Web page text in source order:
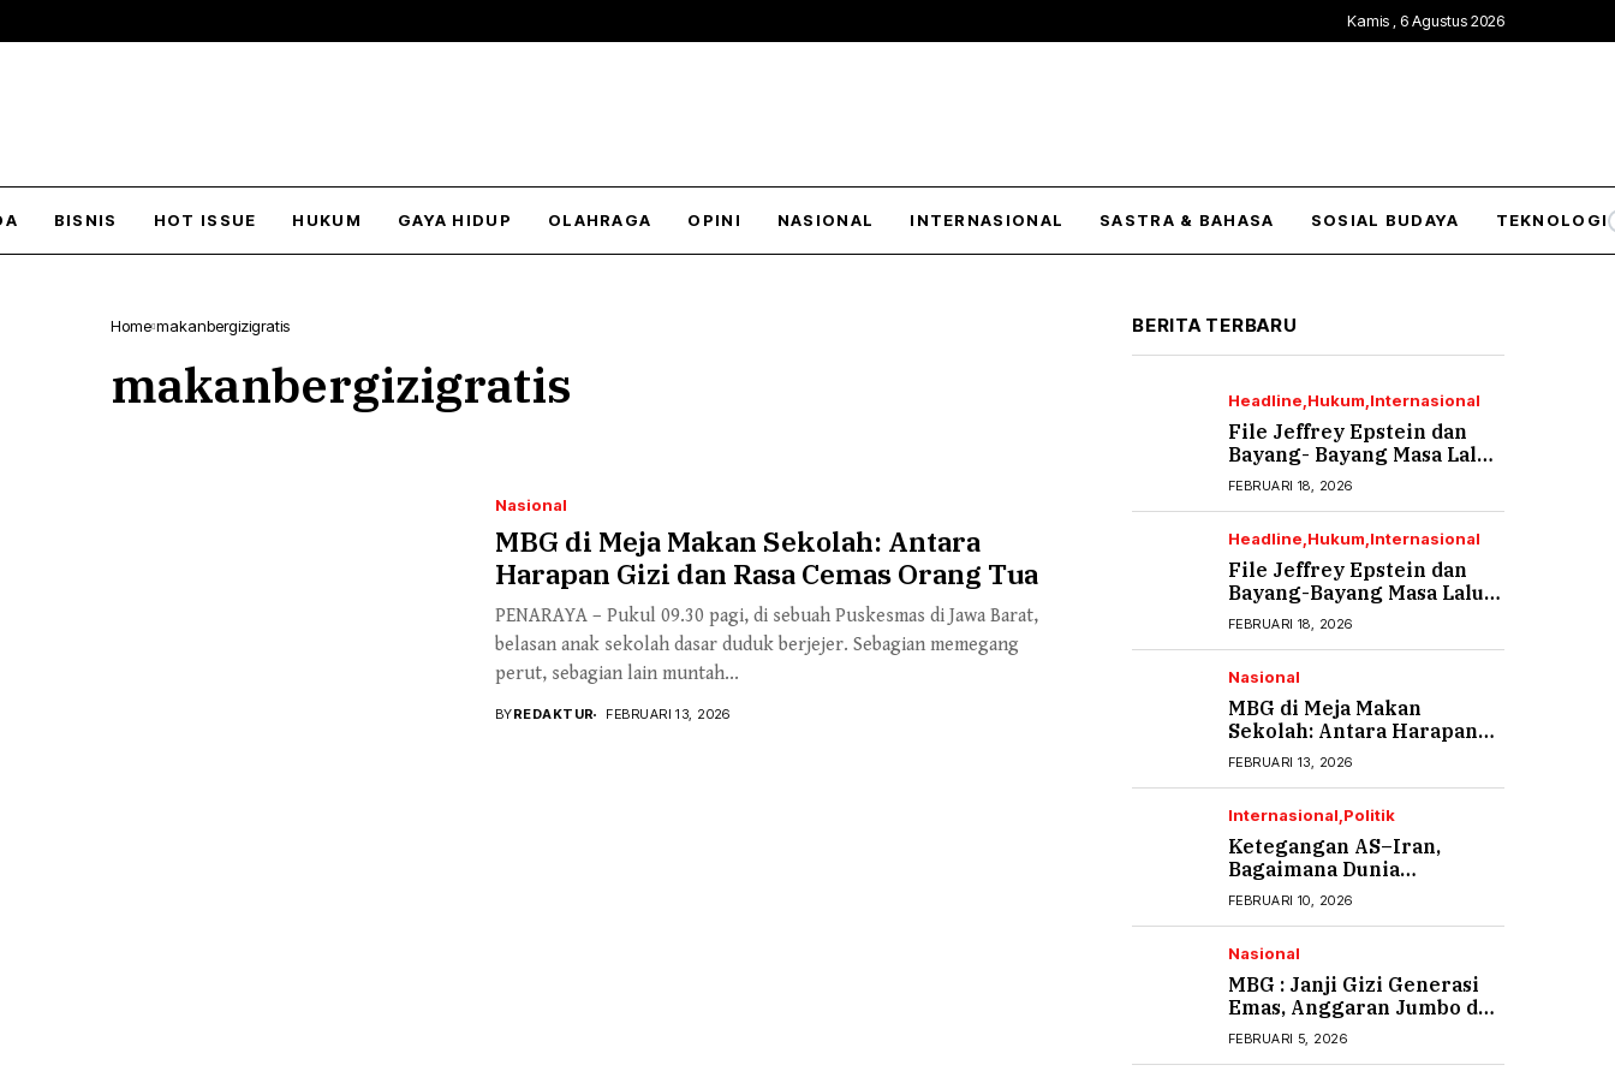
Kamis , 6 Agustus 2026
BISNIS HOT ISSUE HUKUM GAYA HIDUP OLAHRAGA OPINI NASIONAL INTERNASIONAL SASTRA & BAHASA SOSIAL BUDAYA TEKNOLOGI
Home makanbergizigratis
makanbergizigratis
Nasional
MBG di Meja Makan Sekolah: Antara
Harapan Gizi dan Rasa Cemas Orang Tua
PENARAYA – Pukul 09.30 pagi, di sebuah Puskesmas di Jawa Barat,
belasan anak sekolah dasar duduk berjejer. Sebagian memegang
perut, sebagian lain muntah...
BYREDAKTUR FEBRUARI 13, 2026
BERITA TERBARU
Headline Hukum Internasional
File Jeffrey Epstein dan
Bayang- Bayang Masa Lalu
yang Tak Pernah Usai (2)
FEBRUARI 18, 2026
Headline Hukum Internasional
File Jeffrey Epstein dan
Bayang-Bayang Masa Lalu
yang Tak Pernah Usai (1)
FEBRUARI 18, 2026
Nasional
MBG di Meja Makan
Sekolah: Antara Harapan
Gizi dan Rasa Cemas Orang
FEBRUARI 13, 2026
Internasional Politik
Ketegangan AS–Iran,
Bagaimana Dunia
Menyikapi?
FEBRUARI 10, 2026
Nasional
MBG : Janji Gizi Generasi
Emas, Anggaran Jumbo dan
Ancaman Keracunan
FEBRUARI 5, 2026